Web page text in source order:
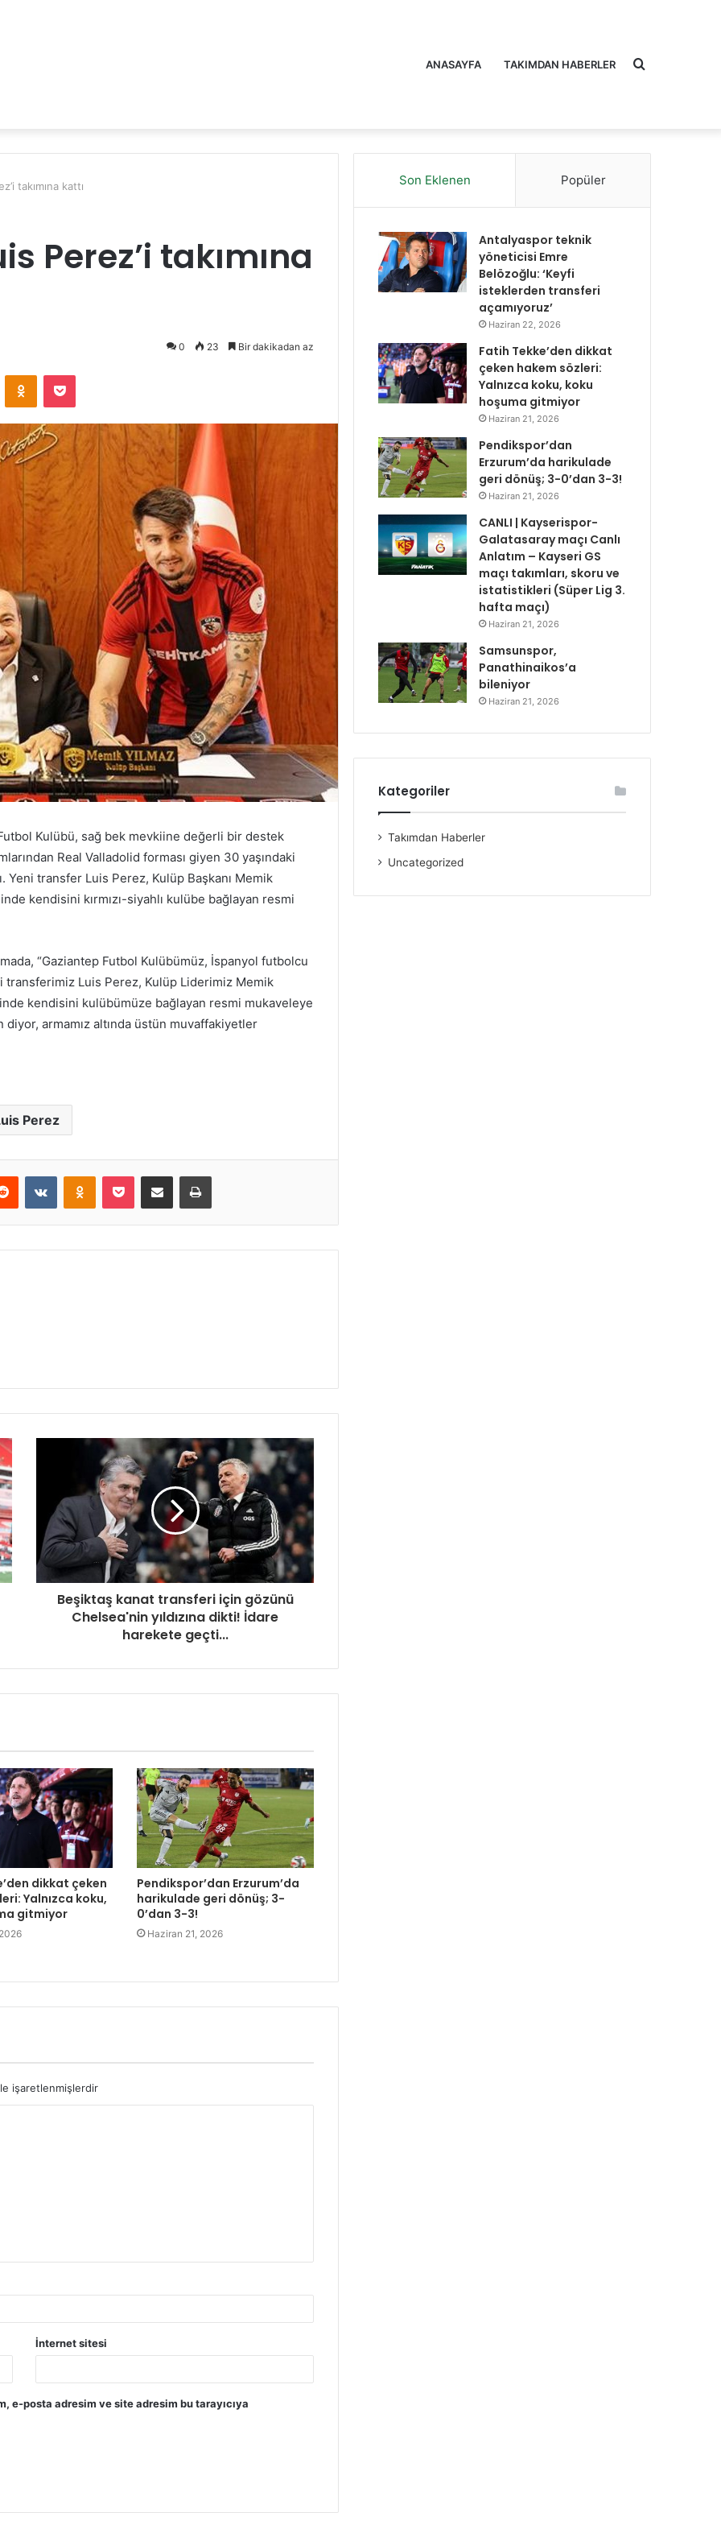
ANASAYFA TAKIMDAN HABERLER Arama
takımına kattı
Perez’i takımına
0 23 Bir dakikadan az
Odnoklassniki
Pocket
Kulübü, sağ bek mevkiine değerli bir destek
Real Valladolid forması giyen 30 yaşındaki
Yeni transfer Luis Perez, Kulüp Başkanı Memik
kendisini kırmızı-siyahlı kulübe bağlayan resmi
“Gaziantep Futbol Kulübümüz, İspanyol futbolcu
transferimiz Luis Perez, Kulüp Liderimiz Memik
kendisini kulübümüze bağlayan resmi mukaveleye
armamız altında üstün muvaffakiyetler
Perez
Reddit VKontakteOdnoklassniki
Pocket E-Posta ile paylaş Yazdır
Beşiktaş kanat transferi için gözünü
Chelsea'nin yıldızına dikti! İdare
harekete geçti...
dikkat çeken
Yalnızca koku,
gitmiyor
Pendikspor’dan Erzurum’da
harikulade geri dönüş; 3-
0’dan 3-3!
Haziran 21, 2026
işaretlenmişlerdir
İnternet sitesi
e-posta adresim ve site adresim bu tarayıcıya
Son Eklenen Popüler
Antalyaspor teknik
yöneticisi Emre
Belözoğlu: ‘Keyfi
isteklerden transferi
açamıyoruz’
Haziran 22, 2026
Fatih Tekke’den dikkat
çeken hakem sözleri:
Yalnızca koku, koku
hoşuma gitmiyor
Haziran 21, 2026
Pendikspor’dan
Erzurum’da harikulade
geri dönüş; 3-0’dan 3-3!
Haziran 21, 2026
CANLI | Kayserispor-
Galatasaray maçı Canlı
Anlatım – Kayseri GS
maçı takımları, skoru ve
istatistikleri (Süper Lig 3.
hafta maçı)
Haziran 21, 2026
Samsunspor,
Panathinaikos’a
bileniyor
Haziran 21, 2026
Kategoriler
Takımdan Haberler
Uncategorized